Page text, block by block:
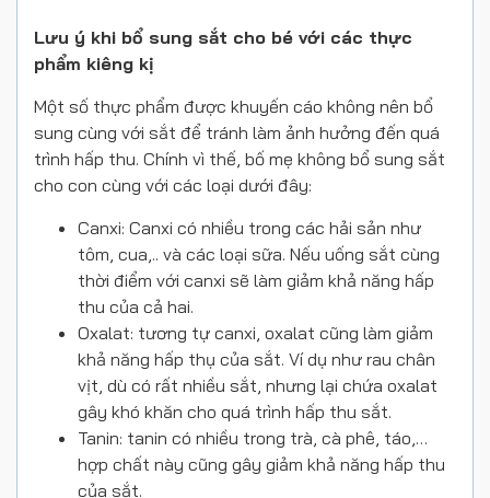
Lưu ý khi bổ sung sắt cho bé với các thực
phẩm kiêng kị
Một số thực phẩm được khuyến cáo không nên bổ
sung cùng với sắt để tránh làm ảnh hưởng đến quá
trình hấp thu. Chính vì thế, bố mẹ không bổ sung sắt
cho con cùng với các loại dưới đây:
Canxi: Canxi có nhiều trong các hải sản như
tôm, cua,.. và các loại sữa. Nếu uống sắt cùng
thời điểm với canxi sẽ làm giảm khả năng hấp
thu của cả hai.
Oxalat: tương tự canxi, oxalat cũng làm giảm
khả năng hấp thụ của sắt. Ví dụ như rau chân
vịt, dù có rất nhiều sắt, nhưng lại chứa oxalat
gây khó khăn cho quá trình hấp thu sắt.
Tanin: tanin có nhiều trong trà, cà phê, táo,…
hợp chất này cũng gây giảm khả năng hấp thu
của sắt.